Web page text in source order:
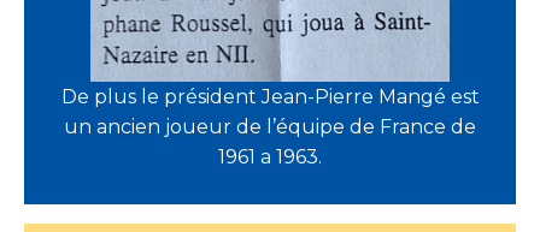
De plus le président Jean-Pierre Mangé est
un ancien joueur de l’équipe de France de
1961 a 1963.